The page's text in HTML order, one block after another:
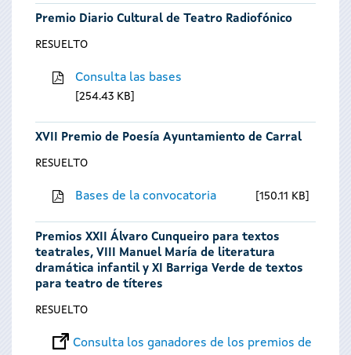
Premio Diario Cultural de Teatro Radiofónico
RESUELTO
Consulta las bases
254.43 KB
XVII Premio de Poesía Ayuntamiento de Carral
RESUELTO
Bases de la convocatoria 150.11 KB
Premios XXII Álvaro Cunqueiro para textos
teatrales, VIII Manuel María de literatura
dramática infantil y XI Barriga Verde de textos
para teatro de títeres
RESUELTO
Consulta los ganadores de los premios de